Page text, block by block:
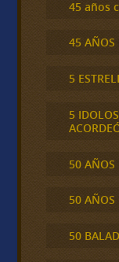
45 años
45 AÑOS
5
5
50 AÑOS
50 AÑOS
50